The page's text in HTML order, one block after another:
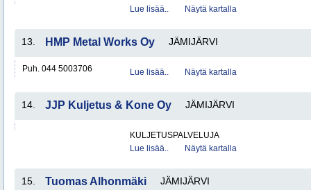
Lue lisää.. Näytä kartalla
13. HMP Metal Works Oy JÄMIJÄRVI
Puh. 044 5003706 Lue lisää.. Näytä kartalla
14. JJP Kuljetus & Kone Oy JÄMIJÄRVI
KULJETUSPALVELUJA
Lue lisää..
Näytä kartalla
15. Tuomas Alhonmäki JÄMIJÄRVI